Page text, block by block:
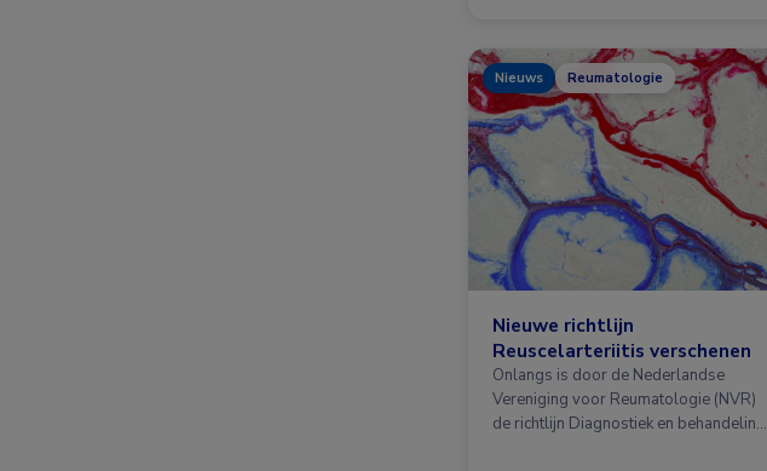
Nieuws Reumatologie
Nieuwe richtlijn
Reuscelarteriitis verschenen
Onlangs is door de Nederlandse
Vereniging voor Reumatologie (NVR)
de richtlijn Diagnostiek en behandeling